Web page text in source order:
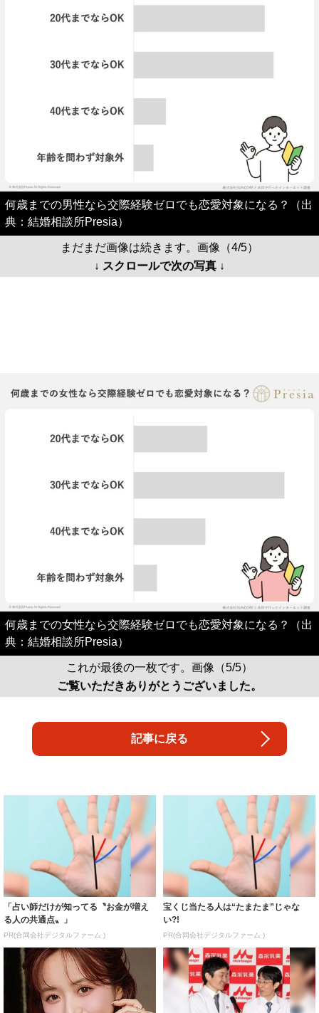
何歳までの男性なら交際経験ゼロでも恋愛対象になる？（出
典：結婚相談所Presia）
まだまだ画像は続きます。画像（4/5）
↓ スクロールで次の写真 ↓
何歳までの女性なら交際経験ゼロでも恋愛対象になる？（出
典：結婚相談所Presia）
これが最後の一枚です。画像（5/5）
ご覧いただきありがとうございました。
記事に戻る
「占い師だけが知ってる〝お金が増え
る人の共通点〟」
PR(合同会社デジタルファーム )
宝くじ当たる人は“たまたま”じゃな
い?!
PR(合同会社デジタルファーム )